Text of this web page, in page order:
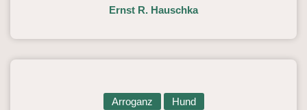
Ernst R. Hauschka
Arroganz Hund